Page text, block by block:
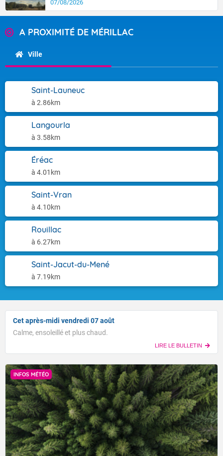
07/08/2026
A PROXIMITÉ DE MÉRILLAC
Ville
Saint-Launeuc
à 2.86km
Langourla
à 3.58km
Éréac
à 4.01km
Saint-Vran
à 4.10km
Rouillac
à 6.27km
Saint-Jacut-du-Mené
à 7.19km
Cet après-midi vendredi 07 août
Calme, ensoleillé et plus chaud.
LIRE LE BULLETIN
INFOS MÉTÉO